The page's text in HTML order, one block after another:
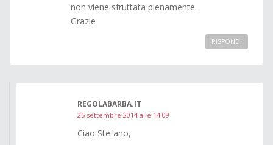
non viene sfruttata pienamente.
Grazie
RISPONDI
REGOLABARBA.IT
25 settembre 2014 alle 14:09
Ciao Stefano,